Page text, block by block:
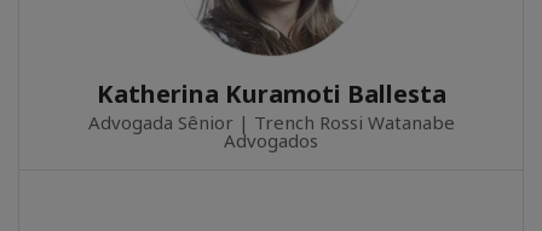
Katherina Kuramoti Ballesta
Advogada Sênior | Trench Rossi Watanabe
Advogados